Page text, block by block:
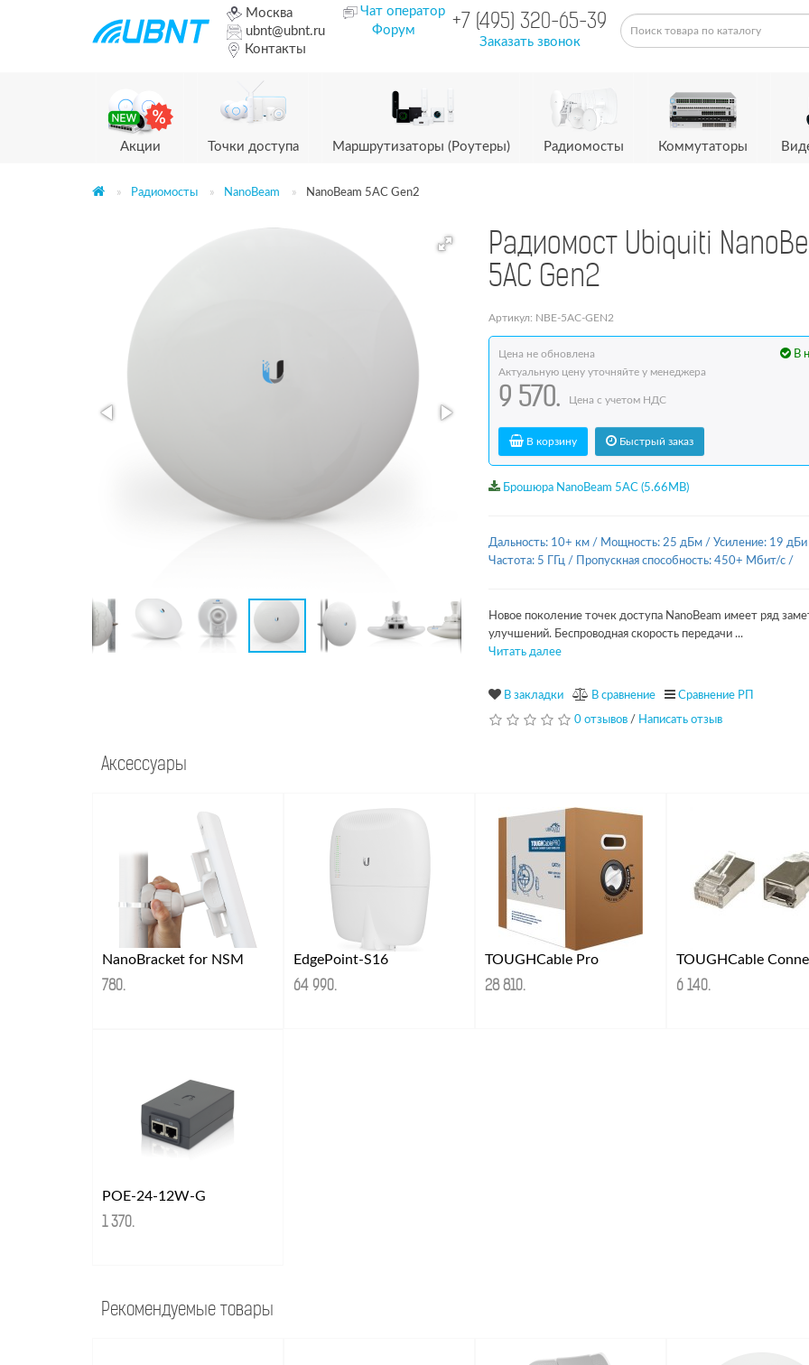
Москва
ubnt@ubnt.ru
Контакты
Чат оператор
Форум
+7 (495) 320-65-39
Заказать звонок
Акции Точки доступа Маршрутизаторы (Роутеры) Радиомосты Коммутаторы
Радиомосты NanoBeam NanoBeam 5AC Gen2
Радиомост Ubiquiti
5AC Gen2
Артикул: NBE-5AC-GEN2
В
Цена не обновлена
Актуальную цену уточняйте у менеджера
9 570. Цена с учетом НДС
В корзину Быстрый заказ
Брошюра NanoBeam 5AC (5.66MB)
Дальность: 10+ км/ Мощность: 25 дБм/ Усиление: 19 дБи
Частота: 5 ГГц/ Пропускная способность: 450+ Мбит/с/
Новое поколение точек доступа NanoBeam имеет ряд
улучшений. Беспроводная скорость передачи ...
Читать далее
В закладки В сравнение Сравнение РП
0 отзывов/ Написать отзыв
Аксессуары
NanoBracket for NSM
780.
EdgePoint-S16
64 990.
TOUGHCable Pro
28 810.
6 140.
POE-24-12W-G
1 370.
Рекомендуемые товары